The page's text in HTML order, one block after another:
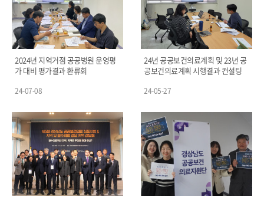
2024년 지역거점 공공병원 운영평
가 대비 평가결과 환류회
24-07-08
24년 공공보건의료계획 및 23년 공
공보건의료계획 시행결과 컨설팅
24-05-27